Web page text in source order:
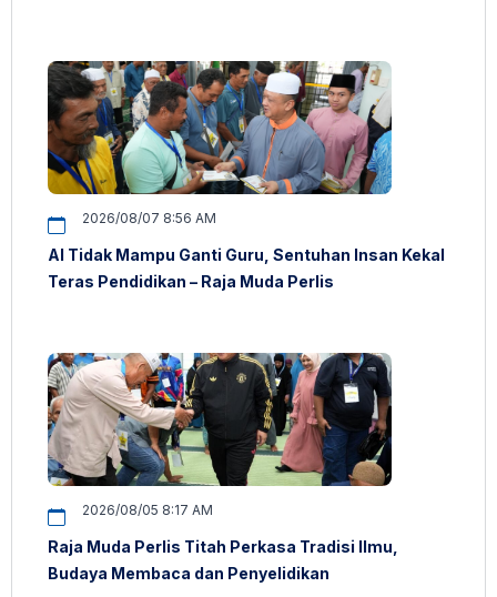
2026/08/07 8:56 AM
AI Tidak Mampu Ganti Guru, Sentuhan Insan Kekal
Teras Pendidikan – Raja Muda Perlis
2026/08/05 8:17 AM
Raja Muda Perlis Titah Perkasa Tradisi Ilmu,
Budaya Membaca dan Penyelidikan